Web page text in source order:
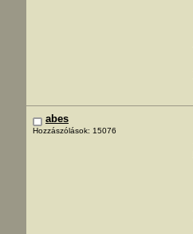
abes
Hozzászólások: 15076